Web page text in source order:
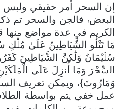
إن السحر أمر حقيقي
البعض، فالجن والسحر تم
الكريم في عدة مواضع منها
مَا تَتْلُو الشَّيَاطِينُ عَلَىٰ مُلْكِ
سُلَيْمَانُ وَلَٰكِنَّ الشَّيَاطِينَ
السِّحْرَ وَمَا أُنزِلَ عَلَى
وَمَارُوتَ}، ويمكن تعريف
عمل خفي يتم بواسطة